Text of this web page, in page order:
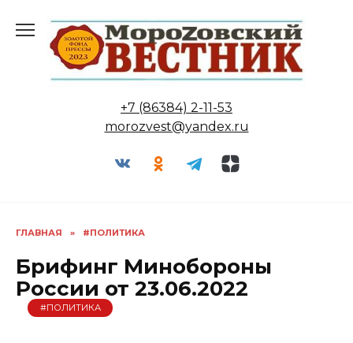
содержанию
+7 (86384) 2-11-53
morozvest@yandex.ru
ГЛАВНАЯ » #ПОЛИТИКА
Брифинг Минобороны
России от 23.06.2022
#ПОЛИТИКА